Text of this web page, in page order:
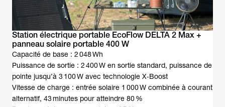
Station électrique portable EcoFlow DELTA 2 Max +
panneau solaire portable 400 W
Capacité de base : 2 048 Wh
Puissance de sortie : 2 400 W en sortie standard, puissance de
pointe jusqu’à 3 100 W avec technologie X‑Boost
Vitesse de charge : entrée solaire 1 000 W combinée à courant
alternatif, 43 minutes pour atteindre 80 %